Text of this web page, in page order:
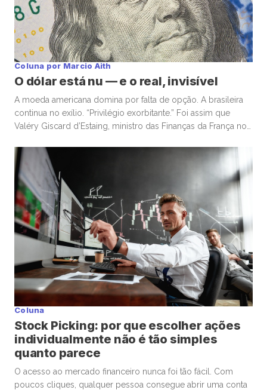
Coluna por Marcio Aith
O dólar está nu — e o real, invisível
A moeda americana domina por falta de opção. A brasileira
continua no exílio. “Privilégio exorbitante.” Foi assim que
Valéry Giscard d’Estaing, ministro das Finanças da França nos
Unidos de financiar déficits em sua própria moeda — e, ainda
assim, ser premiado com confiança global. Enquanto o
mundo […]
Coluna
Stock Picking: por que escolher ações
individualmente não é tão simples
quanto parece
O acesso ao mercado financeiro nunca foi tão fácil. Com
poucos cliques, qualquer pessoa consegue abrir uma conta